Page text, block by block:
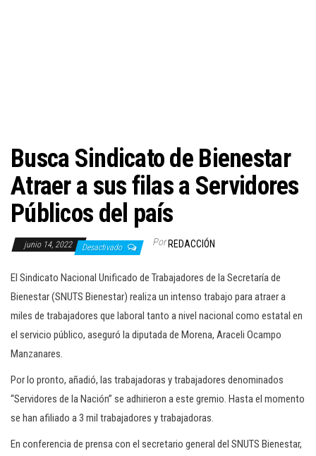
Busca Sindicato de Bienestar
Atraer a sus filas a Servidores
Públicos del país
junio 14, 2022 Desactivado Por REDACCIÓN
El Sindicato Nacional Unificado de Trabajadores de la Secretaría de
Bienestar (SNUTS Bienestar) realiza un intenso trabajo para atraer a
miles de trabajadores que laboral tanto a nivel nacional como estatal en
el servicio público, aseguró la diputada de Morena, Araceli Ocampo
Manzanares.
Por lo pronto, añadió, las trabajadoras y trabajadores denominados
“Servidores de la Nación” se adhirieron a este gremio. Hasta el momento
se han afiliado a 3 mil trabajadores y trabajadoras.
En conferencia de prensa con el secretario general del SNUTS Bienestar,